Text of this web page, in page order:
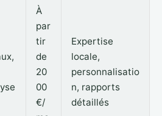
À
par
tir
de
20
00
€/
Expertise
locale,
personnalisatio
n, rapports
détaillés